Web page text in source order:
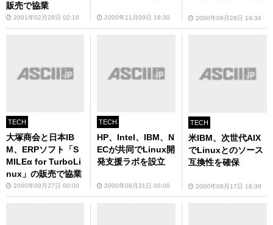
販売で協業
2001年02月28日 02:16 2000年11月09日 18:30 2000年09月28日 19:34
TECH
大塚商会と日本IB
M、ERPソフト「S
MILEα for TurboLi
nux」の販売で協業
2000年09月27日 00:00
TECH
HP、Intel、IBM、N
ECが共同でLinux開
発支援ラボを設立
2000年08月31日 00:00
TECH
米IBM、次世代AIX
でLinuxとのソース
互換性を確保
2000年08月17日 18:39